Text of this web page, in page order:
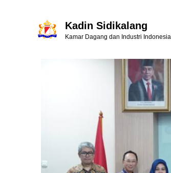
Kadin Sidikalang
Kamar Dagang dan Industri Indonesia